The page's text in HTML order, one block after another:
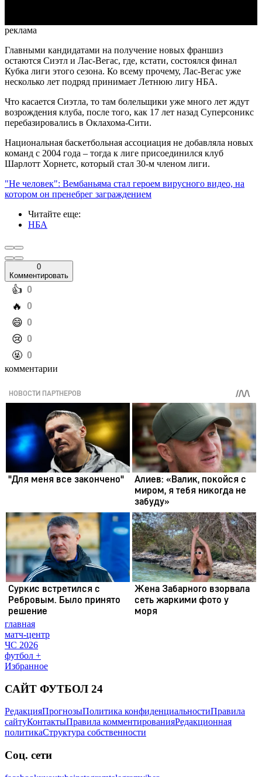
реклама
Главными кандидатами на получение новых франшиз
остаются Сиэтл и Лас-Вегас, где, кстати, состоялся финал
Кубка лиги этого сезона. Ко всему прочему, Лас-Вегас уже
несколько лет подряд принимает Летнюю лигу НБА.
Что касается Сиэтла, то там болельщики уже много лет ждут
возрождения клуба, после того, как 17 лет назад Суперсоникс
перебазировались в Оклахома-Сити.
Национальная баскетбольная ассоциация не добавляла новых
команд с 2004 года – тогда к лиге присоединился клуб
Шарлотт Хорнетс, который стал 30-м членом лиги.
"Не человек": Вембаньяма стал героем вирусного видео, на
котором он пренебрег заграждением
Читайте еще:
НБА
0
Комментировать
️👍 0
️🔥 0
️😄 0
️😢 0
️🤬 0
комментарии
главная
матч-центр
ЧС 2026
футбол +
Избранное
САЙТ ФУТБОЛ 24
РедакцияПрогнозыПолитика конфиденциальностиПравила
сайтуКонтактыПравила комментированияРедакционная
политикаСтруктура собственности
Соц. сети